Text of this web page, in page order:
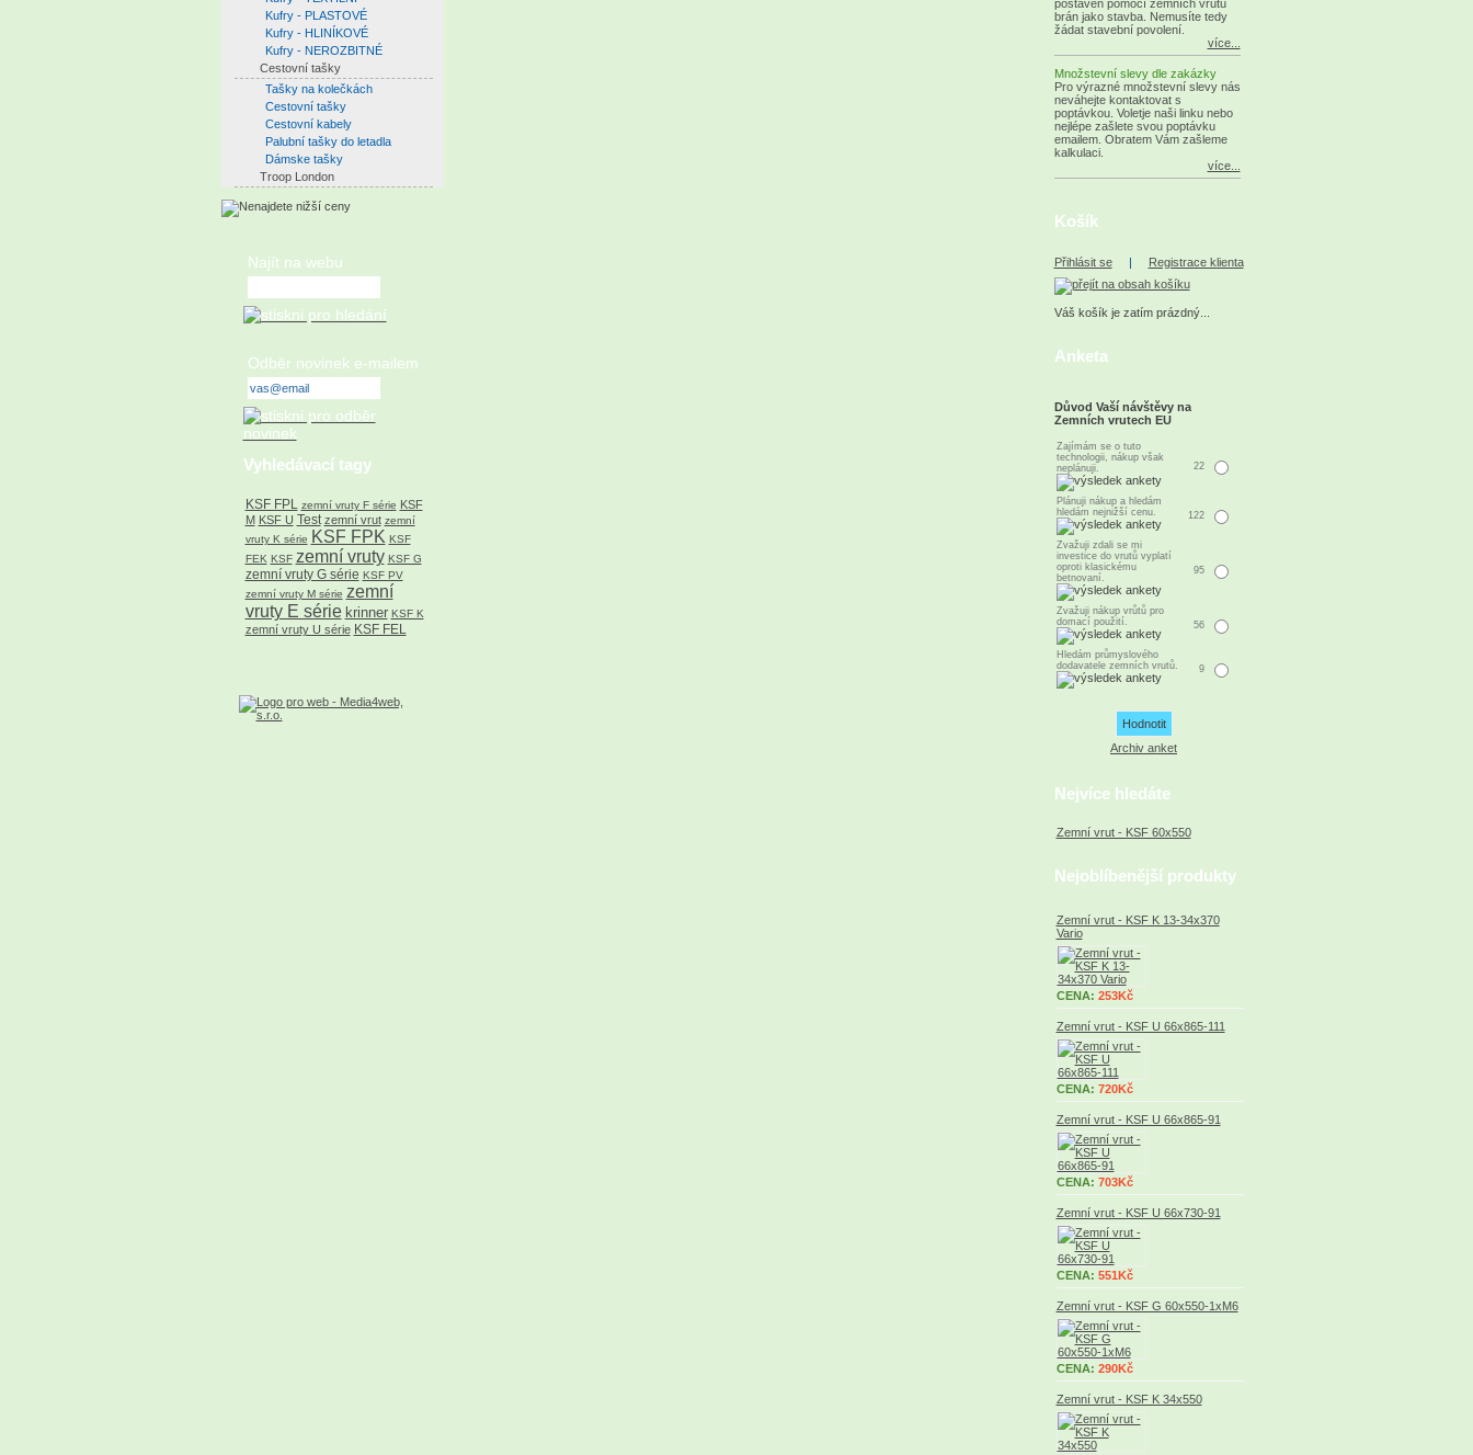
Kufry - PLASTOVÉ
Kufry - HLINÍKOVÉ
Kufry - NEROZBITNÉ
Cestovní tašky
Tašky na kolečkách
Cestovní tašky
Cestovní kabely
Palubní tašky do letadla
Dámske tašky
Troop London
Najít na webu
Odběr novinek e-mailem
Vyhledávací tagy
KSF FPL zemní vruty F série KSF
M KSF U Test zemní vrut zemní
vruty K série KSF FPK KSF
FEK KSF zemní vruty KSF G
zemní vruty G série KSF PV
zemní vruty M série zemní
vruty E série krinner KSF K
zemní vruty U série KSF FEL
postaven pomocí zemních vrutů
brán jako stavba. Nemusíte tedy
žádat stavební povolení.
více...
Množstevní slevy dle zakázky
Pro výrazné množstevní slevy nás
neváhejte kontaktovat s
poptávkou. Voletje naši linku nebo
nejlépe zašlete svou poptávku
emailem. Obratem Vám zašleme
kalkulaci.
více...
Košík
Přihlásit se| Registrace klienta
Váš košík je zatím prázdný...
Anketa
Důvod Vaší návštěvy na
Zemních vrutech EU
Zajímám se o tuto
technologii, nákup však
neplánuji.
22
Plánuji nákup a hledám
hledám nejnižší cenu.
122
Zvažuji zdali se mi
investice do vrutů vyplatí
oproti klasickému
betnovaní.
95
Zvažuji nákup vrůtů pro
domací použití.
56
Hledám průmyslového
dodavatele zemních vrutů.
9
Archiv anket
Nejvíce hledáte
Zemní vrut - KSF 60x550
Nejoblíbenější produkty
Zemní vrut - KSF K 13-34x370
Vario
CENA: 253Kč
Zemní vrut - KSF U 66x865-111
CENA: 720Kč
Zemní vrut - KSF U 66x865-91
CENA: 703Kč
Zemní vrut - KSF U 66x730-91
CENA: 551Kč
Zemní vrut - KSF G 60x550-1xM6
CENA: 290Kč
Zemní vrut - KSF K 34x550